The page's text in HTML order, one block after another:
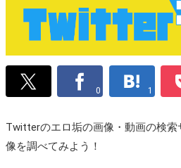
0 1
Twitterのエロ垢の画像・動画の検
像を調べてみよう！